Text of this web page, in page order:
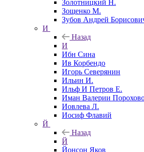
Золотницкий Н.
Зощенко М.
Зубов Андрей
И
Назад
И
Ибн Сина
Ив Корбендо
Игорь Северянин
Ильин И.
Ильф И Петров Е.
Иман Валерии
Иовлева Л.
Иосиф Флавий
Й
Назад
Й
Йонсон Яков